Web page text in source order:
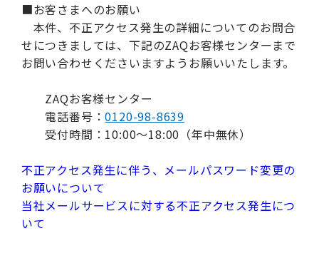
■お客さまへのお願い
本件、不正アクセス発生の詳細についてのお問合
せにつきましては、下記のZAQお客様センターまで
お問い合わせくださいますようお願いいたします。
ZAQお客様センター
電話番号：0120-98-8639
受付時間：10:00～18:00（年中無休）
不正アクセス発生に伴う、メールパスワード変更の
お願いについて
当社メールサービスに対する不正アクセス発生につ
いて